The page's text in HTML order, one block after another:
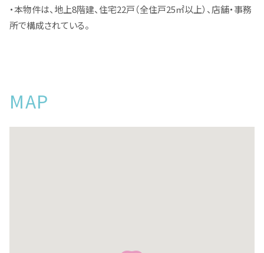
・本物件は、地上8階建、住宅22戸（全住戸25㎡以上）、店舗・事務
所で構成されている。
MAP